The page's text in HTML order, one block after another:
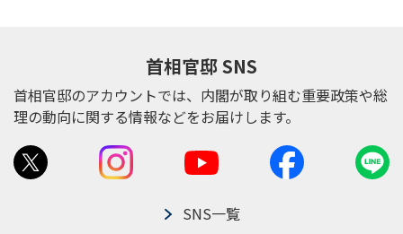
首相官邸 SNS
首相官邸のアカウントでは、内閣が取り組む重要政策や総
理の動向に関する情報などをお届けします。
SNS一覧